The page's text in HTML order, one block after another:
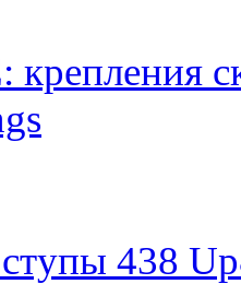
крепления
438